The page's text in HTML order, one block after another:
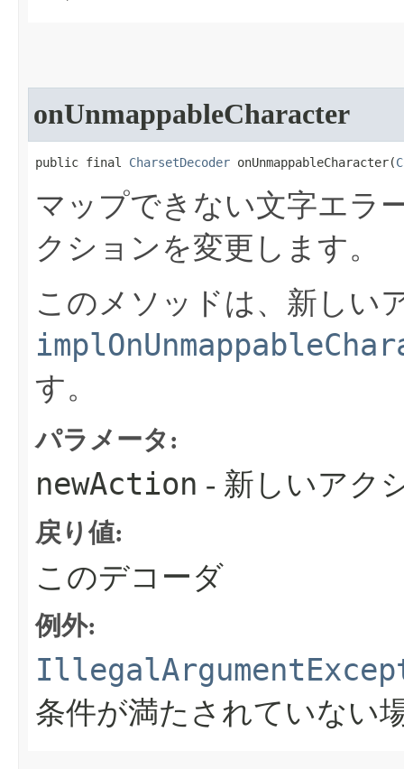
onUnmappableCharacter
public final CharsetDecoder onUnmappableCharacter​(
マップできない文字エラ
クションを変更します。
このメソッドは、新しい
す。
パラメータ:
newAction - 新しいアク
戻り値:
このデコーダ
例外:
条件が満たされていない